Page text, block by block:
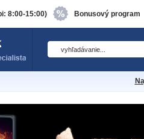
8:00-15:00) Bonusový program